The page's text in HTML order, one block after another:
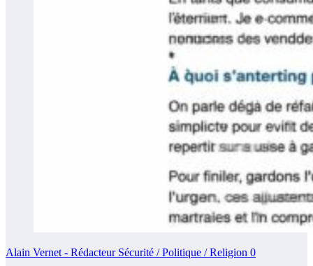
Alain Vernet - Rédacteur Sécurité / Politique / Religion 0